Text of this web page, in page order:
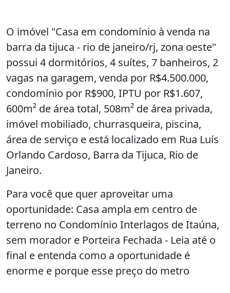
O imóvel "Casa em condomínio à venda na
barra da tijuca - rio de janeiro/rj, zona oeste"
possui 4 dormitórios, 4 suítes, 7 banheiros, 2
vagas na garagem, venda por R$4.500.000,
condomínio por R$900, IPTU por R$1.607,
600m² de área total, 508m² de área privada,
imóvel mobiliado, churrasqueira, piscina,
área de serviço e está localizado em Rua Luís
Orlando Cardoso, Barra da Tijuca, Rio de
Janeiro.
Para você que quer aproveitar uma
oportunidade: Casa ampla em centro de
terreno no Condomínio Interlagos de Itaúna,
sem morador e Porteira Fechada - Leia até o
final e entenda como a oportunidade é
enorme e porque esse preço do metro